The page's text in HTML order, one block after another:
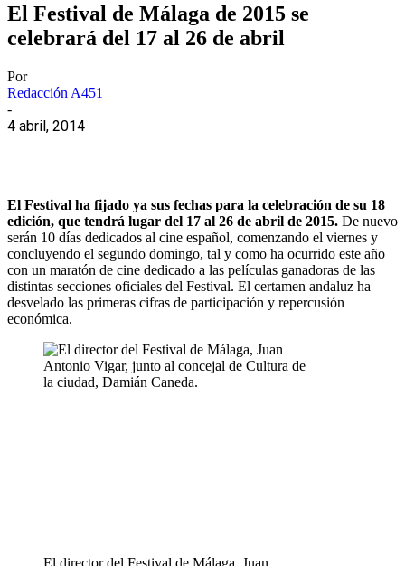
El Festival de Málaga de 2015 se
celebrará del 17 al 26 de abril
Por
Redacción A451
-
4 abril, 2014
El Festival ha fijado ya sus fechas para la celebración de su 18
edición, que tendrá lugar del 17 al 26 de abril de 2015. De nuevo
serán 10 días dedicados al cine español, comenzando el viernes y
concluyendo el segundo domingo, tal y como ha ocurrido este año
con un maratón de cine dedicado a las películas ganadoras de las
distintas secciones oficiales del Festival. El certamen andaluz ha
desvelado las primeras cifras de participación y repercusión
económica.
El director del Festival de Málaga, Juan